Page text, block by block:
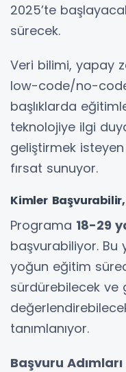
2025’te
sürecek.
Veri bilimi, yapay
low-code/no-
başlıklarda
teknolojiye ilgi
geliştirmek
fırsat sunuyor.
Kimler Başvurabilir,
Programa 18-29
başvurabiliyor. Bu
yoğun eğitim
sürdürebilecek ve
tanımlanıyor.
Başvuru